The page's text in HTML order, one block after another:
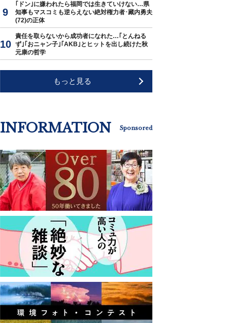
｢ドン｣に嫌われたら福岡では生きていけない…県
知事もマスコミも逆らえない絶対権力者･藏内勇夫
(72)の正体
責任を取らないから成功者になれた…｢とんねる
ず｣｢おニャン子｣｢AKB｣とヒットを出し続けた秋
元康の哲学
もっと見る
INFORMATION Sponsored